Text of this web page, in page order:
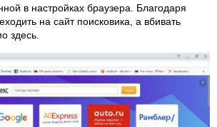
в настройках браузера. Благодаря
на сайт поисковика, а вбивать
здесь.